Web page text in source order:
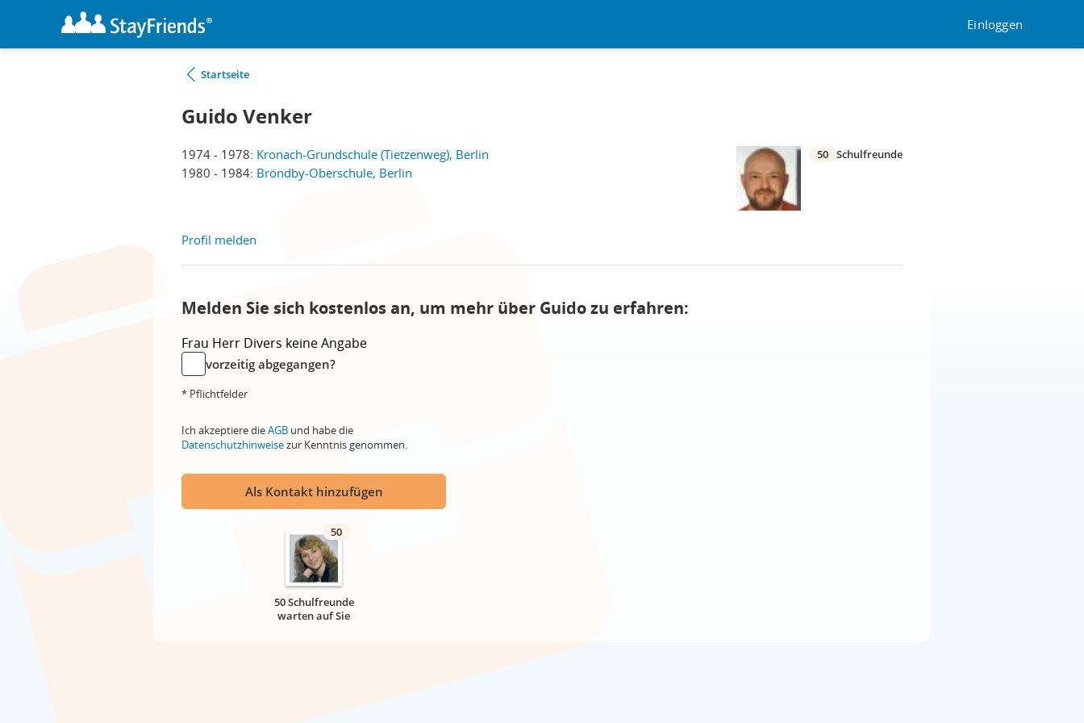
Einloggen
Startseite
Guido Venker
1974 - 1978: Kronach-Grundschule (Tietzenweg), Berlin
1980 - 1984: Bröndby-Oberschule, Berlin
50 Schulfreunde
Profil melden
Melden Sie sich kostenlos an, um mehr über Guido zu erfahren:
Frau Herr Divers keine Angabe
vorzeitig abgegangen?
* Pflichtfelder
Ich akzeptiere dieAGB und habe die
Datenschutzhinweisezur Kenntnis genommen.
Als Kontakt hinzufügen
50
50 Schulfreunde
warten auf Sie